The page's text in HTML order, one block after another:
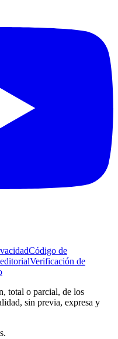
Código de
Verificación de
total o parcial, de los
sin previa, expresa y